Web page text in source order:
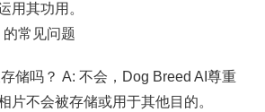
用其功用。
的常见问题
储吗？ A: 不会，Dog Breed AI尊重
片不会被存储或用于其他目的。